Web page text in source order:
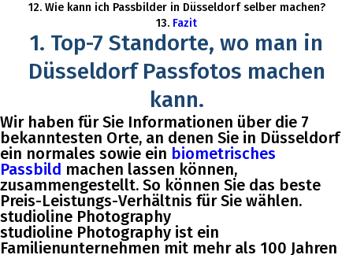
12. Wie kann ich Passbilder in Düsseldorf selber machen?
13. Fazit
1. Top-7 Standorte, wo man in
Düsseldorf Passfotos machen
kann.
Wir haben für Sie Informationen über die 7
bekanntesten Orte, an denen Sie in Düsseldorf
ein normales sowie ein biometrisches
Passbild machen lassen können,
zusammengestellt. So können Sie das beste
Preis-Leistungs-Verhältnis für Sie wählen.
studioline Photography
studioline Photography ist ein
Familienunternehmen mit mehr als 100 Jahren